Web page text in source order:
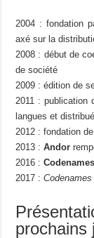
2004 : fondation
axé sur la
2008 : début de
de société
2009 : édition de
2011 : publication
langues et
2012 : fondation
2013 :Andor
2016 :Codenames
2017 :Codenames
prochains